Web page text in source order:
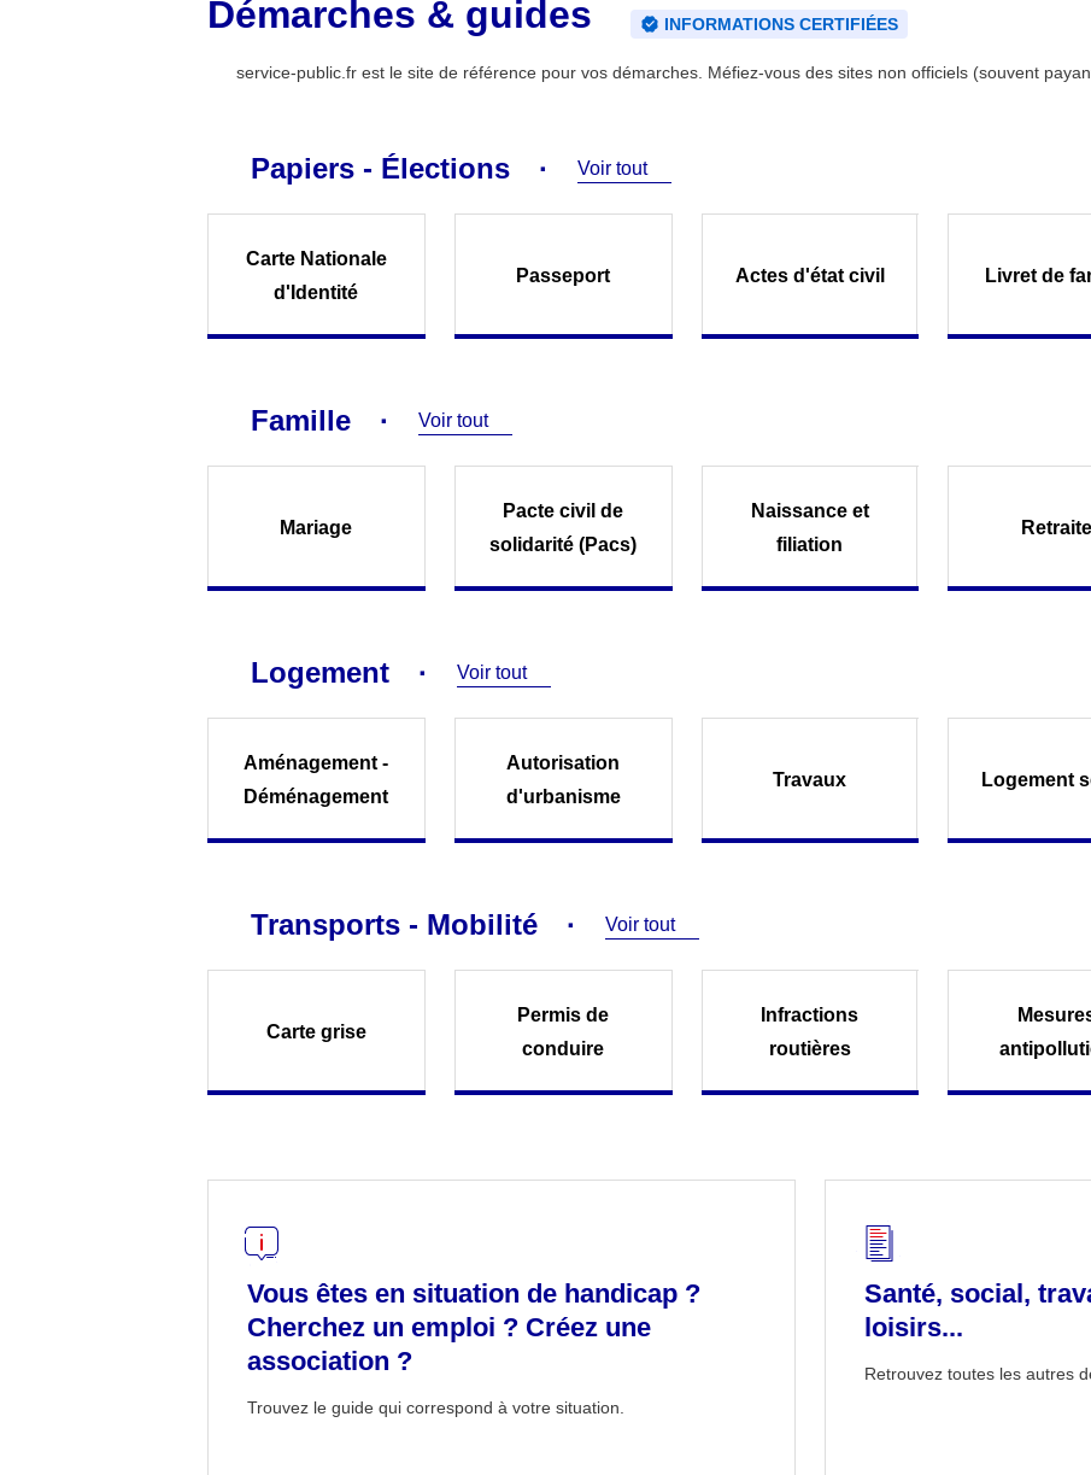
Démarches & guides INFORMATIONS CERTIFIÉES
service-public.fr est le site de référence pour vos démarches. Méfiez-vous des sites non officiels (souvent
Papiers - Élections Voir tout
Carte Nationale
d'Identité
Passeport Actes d'état civil Livret de
Famille Voir tout
Mariage
Pacte civil de
solidarité (Pacs)
Naissance et
filiation
Retraite
Logement Voir tout
Aménagement -
Déménagement
Autorisation
d'urbanisme
Travaux Logement
Transports - Mobilité Voir tout
Carte grise
Permis de
conduire
Infractions
routières
Vous êtes en situation de handicap ?
Cherchez un emploi ? Créez une
association ?
Trouvez le guide qui correspond à votre situation.
Santé, social,
loisirs...
Retrouvez toutes les autres